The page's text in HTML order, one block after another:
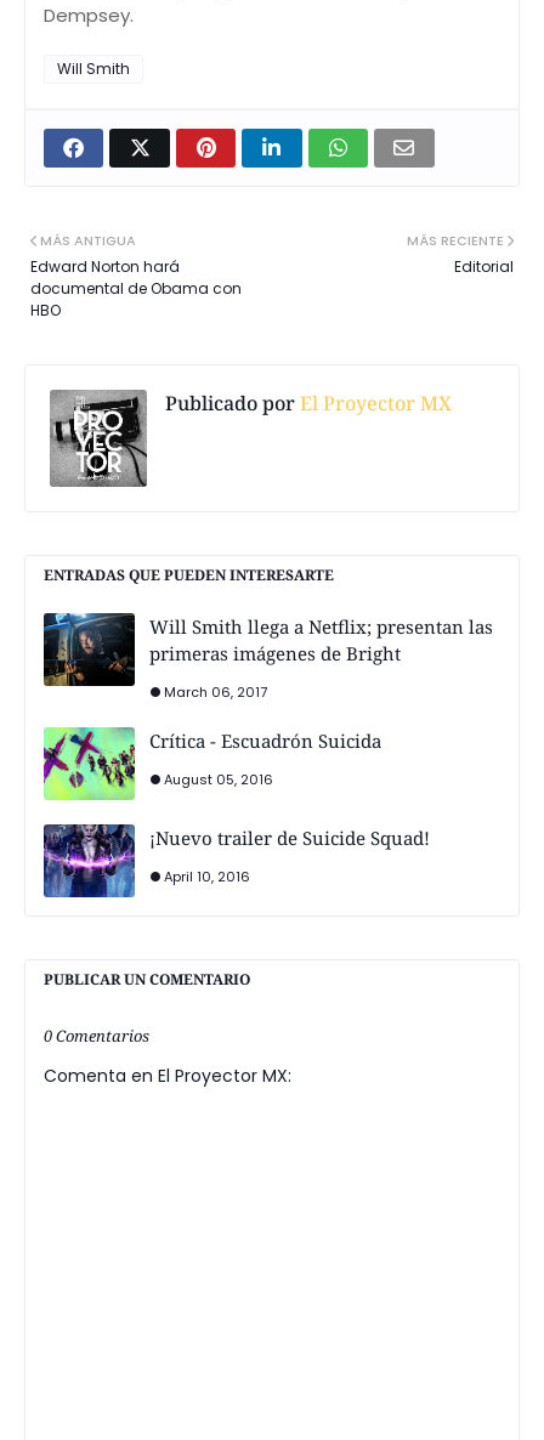
Dempsey.
Will Smith
MÁS RECIENTE
Editorial
MÁS ANTIGUA
Edward Norton hará
documental de Obama con
HBO
Publicado porEl Proyector MX
ENTRADAS QUE PUEDEN INTERESARTE
Will Smith llega a Netflix; presentan las
primeras imágenes de Bright
March 06, 2017
Crítica - Escuadrón Suicida
August 05, 2016
¡Nuevo trailer de Suicide Squad!
April 10, 2016
PUBLICAR UN COMENTARIO
0 Comentarios
Comenta en El Proyector MX: